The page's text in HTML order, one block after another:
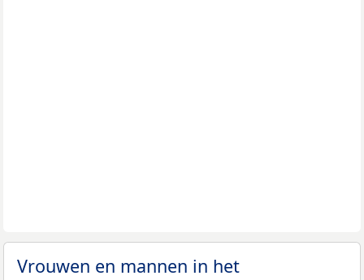
Vrouwen en mannen in het